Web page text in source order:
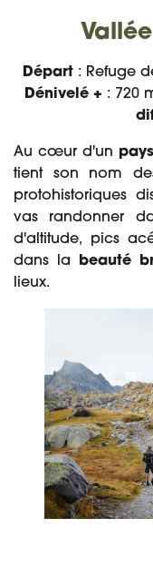
Départ: Refuge
Dénivelé + : 720
Au cœur d'un
tient son nom
protohistoriques
vas randonner
d'altitude, pics
dans la beauté
lieux.